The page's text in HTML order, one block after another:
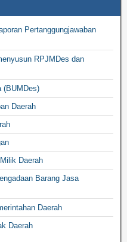
Pertanggungjawaban
RPJMDes dan
(BUMDes)
Daerah
Daerah
Barang Jasa
Daerah
Daerah